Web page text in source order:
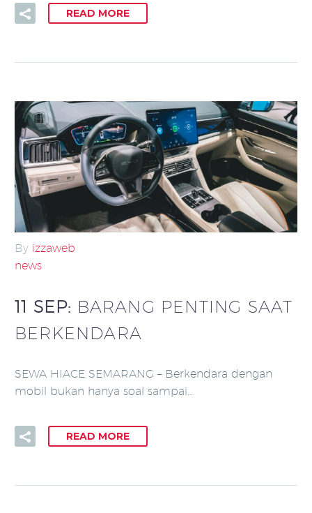
READ MORE
By izzaweb
news
11 SEP: BARANG PENTING SAAT
BERKENDARA
SEWA HIACE SEMARANG – Berkendara dengan
mobil bukan hanya soal sampai…
READ MORE